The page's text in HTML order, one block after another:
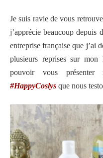
Je suis ravie de vous
j’apprécie beaucoup depuis
entreprise française que j’ai
plusieurs reprises sur
pouvoir vous présenter
#HappyCoslys que nous